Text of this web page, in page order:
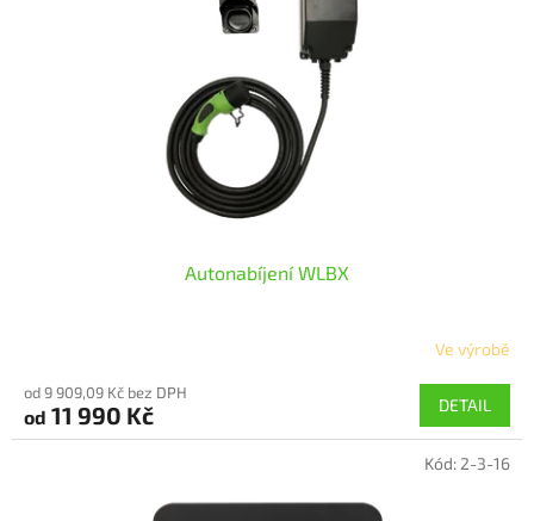
Autonabíjení WLBX
produktu
je
5,0
Ve výrobě
od 9 909,09 Kč bez DPH
od 11 990 Kč DETAIL
Kód:2-3-16